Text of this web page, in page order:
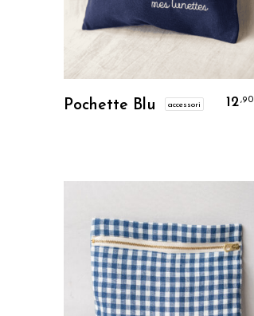
Personalizzo
Pochette Blu accessori 12,90